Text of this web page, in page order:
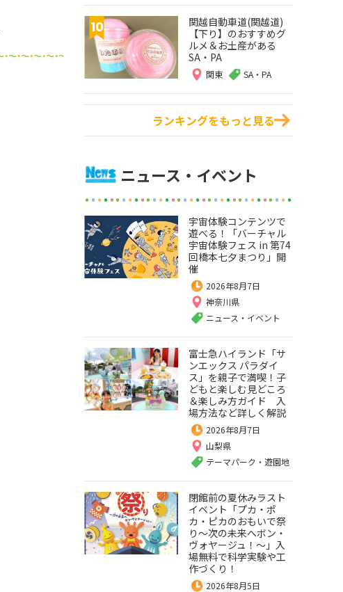
関越自動車道(関越道)
【下り】のおすすめグ
ルメ＆お土産がある
SA・PA
関東 SA・PA
ランキングをもっと見る
ニュース・イベント
宇宙体験コンテンツで
遊べる！「バーチャル
宇宙体験フェス in 第74
回橋本七夕まつり」開
催
2026年8月7日
神奈川県
ニュース・イベント
富士急ハイランド「サ
ンエックス パラダイ
ス」を親子で満喫！子
どもと楽しむ見どころ
＆楽しみ方ガイド 入
場方法など詳しく解説
2026年8月7日
山梨県
テーマパーク・遊園地
閉館前の夏休みラスト
イベント「プカ・ポ
カ・ピカのおもいで祭
り～次の未来へボン・
ヴォヤージュ！～」入
場無料で科学実験や工
作づくり！
2026年8月5日